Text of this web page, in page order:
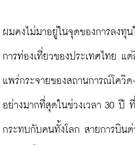
ผมคงไม่มาอยู่ในจุดของการลงทุน
การท่องเที่ยวของประเทศไทย แ
แพร่กระจายของสถานการณ์โควิ
อย่างมากที่สุดในช่วงเวลา 30 ปี
กระทบกับคนทั้งโลก สายการบินต่